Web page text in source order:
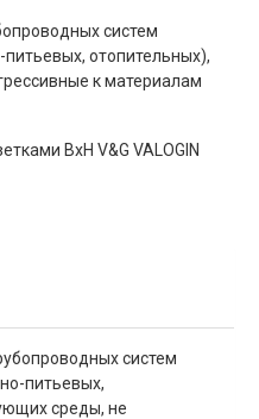
систем
отопительных),
к материалам
систем
питьевых,
среды, не